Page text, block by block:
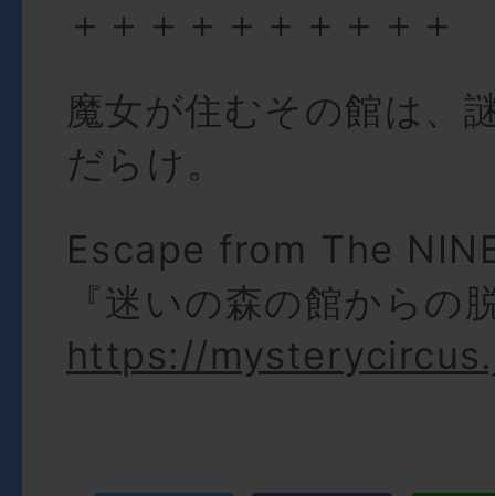
＋＋＋＋＋＋＋＋＋＋
魔女が住むその館は、
だらけ。
Escape from The
『迷いの森の館からの
https://